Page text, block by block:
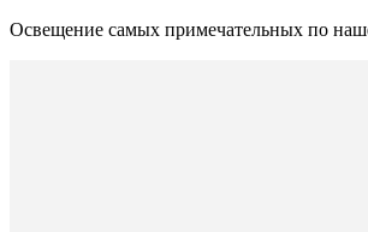
Освещение самых примечательных по